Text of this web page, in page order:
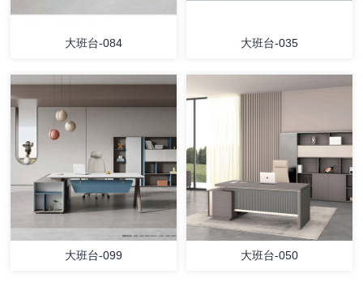
大班台-084 大班台-035
大班台-099 大班台-050